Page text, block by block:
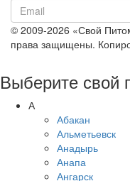
© 2009-2026 «Свой
права защищены.
Выберите свой
А
Абакан
Альметьевск
Анадырь
Анапа
Ангарск